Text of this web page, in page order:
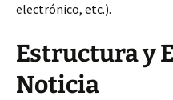
electrónico, etc.).
Estructura y
Noticia